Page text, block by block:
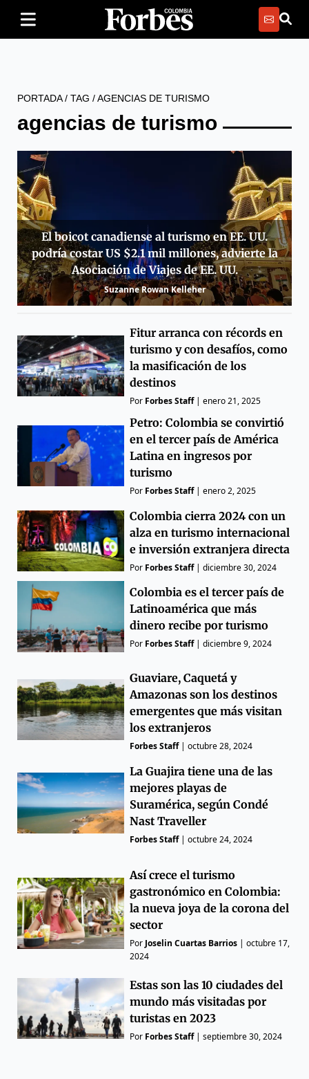
PORTADA/ TAG /AGENCIAS DE TURISMO
agencias de turismo
El boicot canadiense al turismo en EE. UU.
podría costar US $2.1 mil millones, advierte la
Asociación de Viajes de EE. UU.
Suzanne Rowan Kelleher
Fitur arranca con récords en
turismo y con desafíos, como
la masificación de los
destinos
Por Forbes Staff|enero 21, 2025
Petro: Colombia se convirtió
en el tercer país de América
Latina en ingresos por
turismo
Por Forbes Staff|enero 2, 2025
Colombia cierra 2024 con un
alza en turismo internacional
e inversión extranjera directa
Por Forbes Staff|diciembre 30, 2024
Colombia es el tercer país de
Latinoamérica que más
dinero recibe por turismo
Por Forbes Staff|diciembre 9, 2024
Guaviare, Caquetá y
Amazonas son los destinos
emergentes que más visitan
los extranjeros
Forbes Staff|octubre 28, 2024
La Guajira tiene una de las
mejores playas de
Suramérica, según Condé
Nast Traveller
Forbes Staff|octubre 24, 2024
Así crece el turismo
gastronómico en Colombia:
la nueva joya de la corona del
sector
PorJoselin Cuartas Barrios |octubre 17,
2024
Estas son las 10 ciudades del
mundo más visitadas por
turistas en 2023
Por Forbes Staff|septiembre 30, 2024